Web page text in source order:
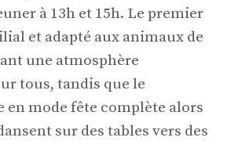
à 13h et 15h. Le premier
et adapté aux animaux de
une atmosphère
tous, tandis que le
en mode fête complète alors
sur des tables vers des